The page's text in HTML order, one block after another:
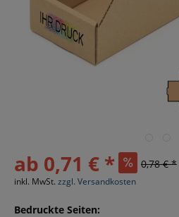
ab 0,71 € * 0,78 € *
inkl. MwSt. zzgl. Versandkosten
Bedruckte Seiten: